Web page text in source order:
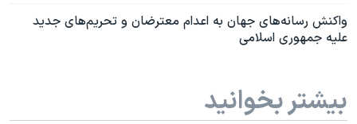
واکنش رسانه‌های جهان به اعدام معترضان و تحریم‌های جدید
علیه جمهوری اسلامی
بیشتر بخوانید